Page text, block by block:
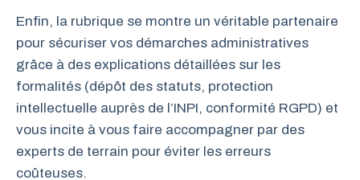
Enfin, la rubrique se montre un véritable partenaire
pour sécuriser vos démarches administratives
grâce à des explications détaillées sur les
formalités (dépôt des statuts, protection
intellectuelle auprès de l’INPI, conformité RGPD) et
vous incite à vous faire accompagner par des
experts de terrain pour éviter les erreurs
coûteuses.